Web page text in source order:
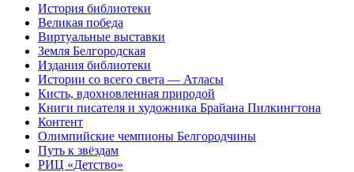
История библиотеки
Великая победа
Виртуальные выставки
Земля Белгородская
Издания библиотеки
Истории со всего света — Атласы
Кисть, вдохновленная природой
Книги писателя и художника Брайана Пилкингтона
Контент
Олимпийские чемпионы Белгородчины
Путь к звёздам
РИЦ «Детство»